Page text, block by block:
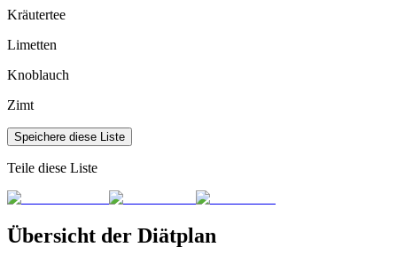
Kräutertee
Limetten
Knoblauch
Zimt
Speichere diese Liste
Teile diese Liste
Übersicht der Diätplan